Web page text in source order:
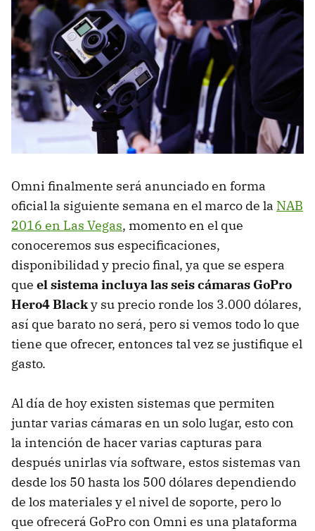
Omni finalmente será anunciado en forma
oficial la siguiente semana en el marco de la NAB
2016 en Las Vegas, momento en el que
conoceremos sus especificaciones,
disponibilidad y precio final, ya que se espera
que el sistema incluya las seis cámaras GoPro
Hero4 Blacky su precio ronde los 3.000 dólares,
así que barato no será, pero si vemos todo lo que
tiene que ofrecer, entonces tal vez se justifique el
gasto.
Al día de hoy existen sistemas que permiten
juntar varias cámaras en un solo lugar, esto con
la intención de hacer varias capturas para
después unirlas vía software, estos sistemas van
desde los 50 hasta los 500 dólares dependiendo
de los materiales y el nivel de soporte, pero lo
que ofrecerá GoPro con Omni es una plataforma